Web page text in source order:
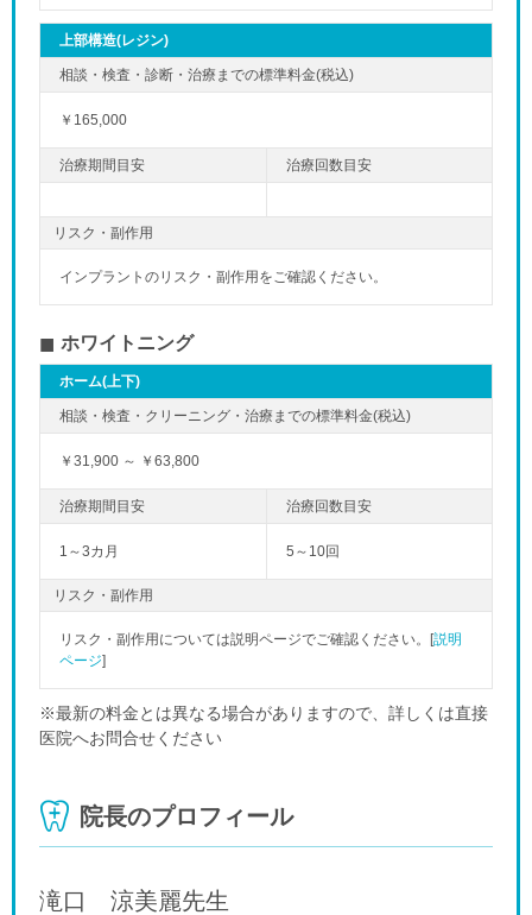
上部構造(レジン)
￥165,000
リスク・副作用
インプラントのリスク・副作用をご確認ください。
ホワイトニング
ホーム(上下)
￥31,900 ～ ￥63,800
1～3カ月 5～10回
リスク・副作用
リスク・副作用については説明ページでご確認ください。[説明
ページ]
※最新の料金とは異なる場合がありますので、詳しくは直接
医院へお問合せください
院長のプロフィール
滝口 涼美麗先生